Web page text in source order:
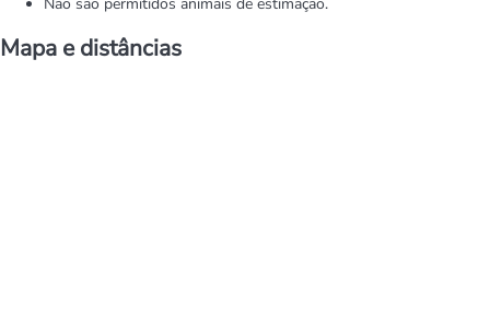
Mapa e distâncias